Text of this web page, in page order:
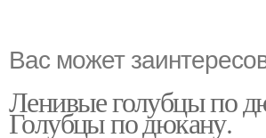
Вас может
Ленивые голубцы по
Голубцы по дюкану.